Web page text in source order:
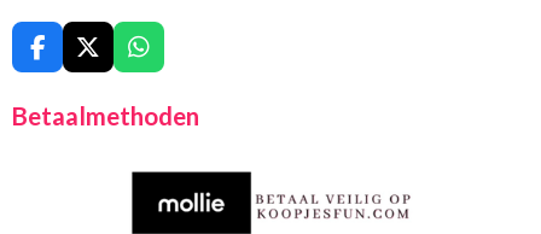
F
a
c
e
X
W
h
t
A
Betaalmethoden